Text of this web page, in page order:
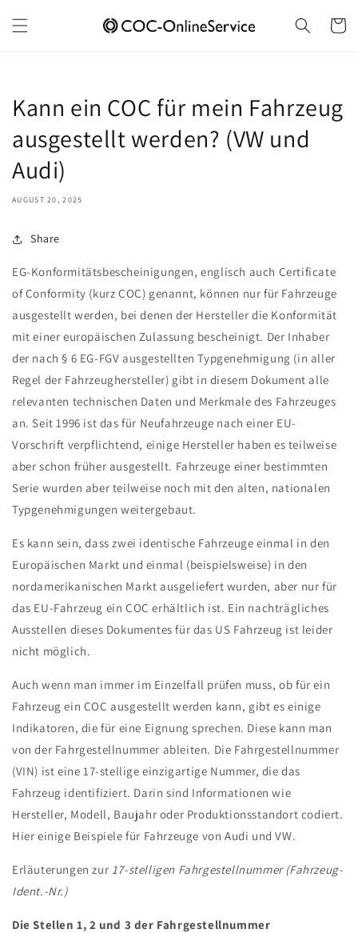
content
Cart
Kann ein COC für mein Fahrzeug
ausgestellt werden? (VW und
Audi)
AUGUST 20, 2025
Share
EG-Konformitätsbescheinigungen, englisch auch Certificate
of Conformity (kurz COC) genannt, können nur für Fahrzeuge
ausgestellt werden, bei denen der Hersteller die Konformität
mit einer europäischen Zulassung bescheinigt. Der Inhaber
der nach § 6 EG-FGV ausgestellten Typgenehmigung (in aller
Regel der Fahrzeughersteller) gibt in diesem Dokument alle
relevanten technischen Daten und Merkmale des Fahrzeuges
an. Seit 1996 ist das für Neufahrzeuge nach einer EU-
Vorschrift verpflichtend, einige Hersteller haben es teilweise
aber schon früher ausgestellt. Fahrzeuge einer bestimmten
Serie wurden aber teilweise noch mit den alten, nationalen
Typgenehmigungen weitergebaut.
Es kann sein, dass zwei identische Fahrzeuge einmal in den
Europäischen Markt und einmal (beispielsweise) in den
nordamerikanischen Markt ausgeliefert wurden, aber nur für
das EU-Fahrzeug ein COC erhältlich ist. Ein nachträgliches
Ausstellen dieses Dokumentes für das US Fahrzeug ist leider
nicht möglich.
Auch wenn man immer im Einzelfall prüfen muss, ob für ein
Fahrzeug ein COC ausgestellt werden kann, gibt es einige
Indikatoren, die für eine Eignung sprechen. Diese kann man
von der Fahrgestellnummer ableiten. Die Fahrgestellnummer
(VIN) ist eine 17-stellige einzigartige Nummer, die das
Fahrzeug identifiziert. Darin sind Informationen wie
Hersteller, Modell, Baujahr oder Produktionsstandort codiert.
Hier einige Beispiele für Fahrzeuge von Audi und VW.
Erläuterungen zur 17-stelligen Fahrgestellnummer (Fahrzeug-
Ident.-Nr.)
Die Stellen 1, 2 und 3 der Fahrgestellnummer